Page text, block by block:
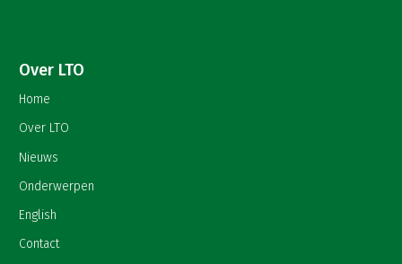
Over LTO
Home
Over LTO
Nieuws
Onderwerpen
English
Contact